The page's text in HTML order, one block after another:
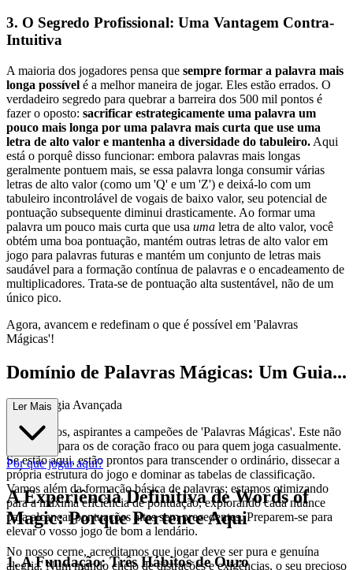
3. O Segredo Profissional: Uma Vantagem Contra-
Intuitiva
A maioria dos jogadores pensa que sempre formar a palavra mais
longa possível é a melhor maneira de jogar. Eles estão errados. O
verdadeiro segredo para quebrar a barreira dos 500 mil pontos é
fazer o oposto: sacrificar estrategicamente uma palavra um
pouco mais longa por uma palavra mais curta que use uma
letra de alto valor e mantenha a diversidade do tabuleiro. Aqui
está o porquê disso funcionar: embora palavras mais longas
geralmente pontuem mais, se essa palavra longa consumir várias
letras de alto valor (como um 'Q' e um 'Z') e deixá-lo com um
tabuleiro incontrolável de vogais de baixo valor, seu potencial de
pontuação subsequente diminui drasticamente. Ao formar uma
palavra um pouco mais curta que usa uma letra de alto valor, você
obtém uma boa pontuação, mantém outras letras de alto valor em
jogo para palavras futuras e mantém um conjunto de letras mais
saudável para a formação contínua de palavras e o encadeamento de
multiplicadores. Trata-se de pontuação alta sustentável, não de um
único pico.
Agora, avancem e redefinam o que é possível em 'Palavras
Mágicas'!
Domínio de Palavras Mágicas: Um Guia...
de Estratégia Avançada
Bem-vindos, aspirantes a campeões de 'Palavras Mágicas'. Este não
é um guia para os de coração fraco ou para quem joga casualmente.
Se estão aqui, estão prontos para transcender o ordinário, dissecar a
própria estrutura do jogo e dominar as tabelas de classificação.
Vamos além da formação básica de palavras; estamos otimizando
para a máxima eficiência de pontuação, explorando cada nuance
para alcançar pontuações altas sem precedentes. Preparem-se para
elevar o vosso jogo de bom a lendário.
1. A Fundação: Três Hábitos de Ouro
Ler Mais
Por que jogar aqui?
A Experiência Definitiva de Words of
Magic: Porque Pertence Aqui
No nosso cerne, acreditamos que jogar deve ser pura e genuína
alegria. Num mundo cheio de distrações e exigências, o seu precioso